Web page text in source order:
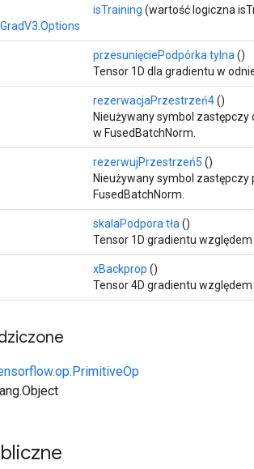
isTraining (wartość logiczna
przesunięciePodpórka tylna ()
Tensor 1D dla gradientu w
rezerwacjaPrzestrzeń4()
Nieużywany symbol
w FusedBatchNorm.
rezerwujPrzestrzeń5 ()
Nieużywany symbol
FusedBatchNorm.
skalaPodpora tła ()
Tensor 1D gradientu względem
xBackprop ()
Tensor 4D gradientu względem